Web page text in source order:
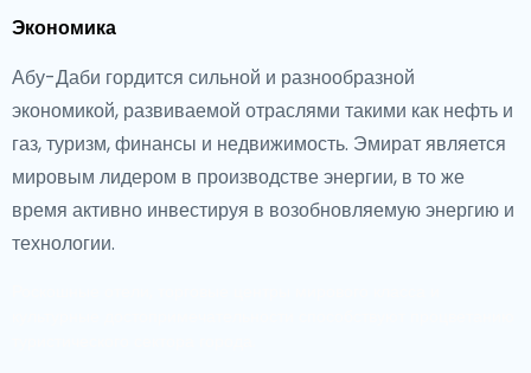
Экономика
Абу-Даби гордится сильной и разнообразной
экономикой, развиваемой отраслями такими как нефть и
газ, туризм, финансы и недвижимость. Эмират является
мировым лидером в производстве энергии, в то же
время активно инвестируя в возобновляемую энергию и
технологии.